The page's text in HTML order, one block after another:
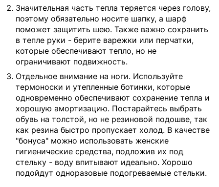
Значительная часть тепла теряется через голову,
поэтому обязательно носите шапку, а шарф
поможет защитить шею. Также важно сохранить
в тепле руки - берите варежки или перчатки,
которые обеспечивают тепло, но не
ограничивают подвижность.
Отдельное внимание на ноги. Используйте
термоноски и утепленные ботинки, которые
одновременно обеспечивают сохранение тепла и
хорошую амортизацию. Постарайтесь выбрать
обувь на толстой, но не резиновой подошве, так
как резина быстро пропускает холод. В качестве
"бонуса" можно использовать женские
гигиенические средства, подложив их под
стельку - воду впитывают идеально. Хорошо
подойдут одноразовые подогреваемые стельки.